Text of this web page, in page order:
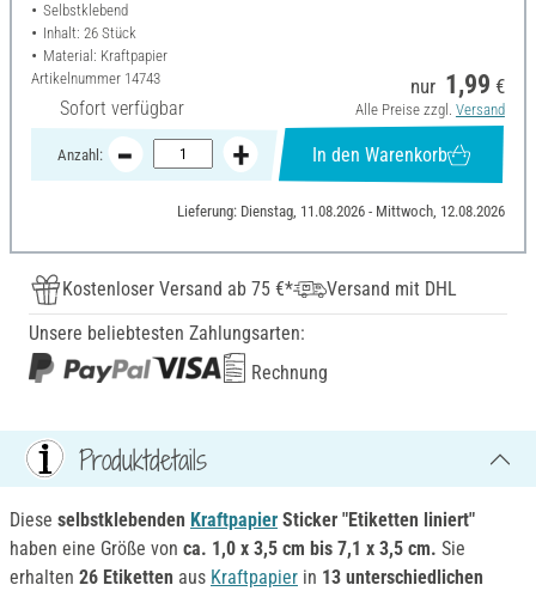
Selbstklebend
Inhalt: 26 Stück
Material: Kraftpapier
Artikelnummer 14743
Sofort verfügbar
nur 1,99 €
Alle Preise zzgl. Versand
Anzahl: In den Warenkorb
Lieferung: Dienstag, 11.08.2026 - Mittwoch, 12.08.2026
Kostenloser Versand ab 75 €*
Versand mit DHL
Unsere beliebtesten Zahlungsarten:
Rechnung
Produktdetails
Diese selbstklebenden Kraftpapier Sticker "Etiketten liniert"
haben eine Größe von ca. 1,0 x 3,5 cm bis 7,1 x 3,5 cm. Sie
erhalten 26 Etiketten aus Kraftpapier in 13 unterschiedlichen